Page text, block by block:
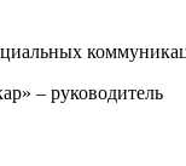
– руководитель